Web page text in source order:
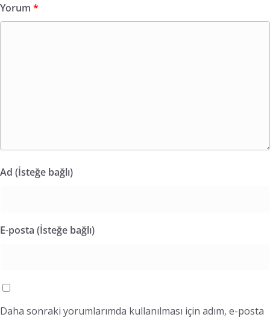
Yorum *
Ad (İsteğe bağlı)
E-posta (İsteğe bağlı)
Daha sonraki yorumlarımda kullanılması için adım, e-posta